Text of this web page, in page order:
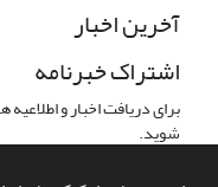
آخرین اخبار
اشتراک خبرنامه
برای دریافت اخبار و
شوید.